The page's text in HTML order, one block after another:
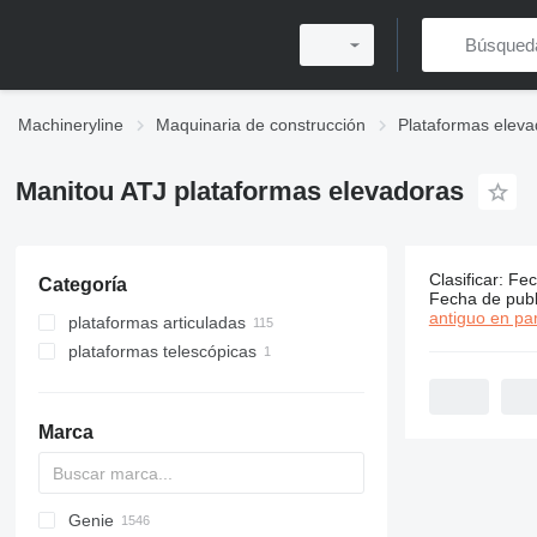
Machineryline Maquinaria de construcción Plataformas
Manitou ATJ plataformas elevadoras
Categoría
plataformas articuladas
plataformas telescópicas
Marca
RM
A-Series
A series
Leonardo
AHK
TRACCESS
CM
Jumper
WAV
CF
DK
AMWP
105
R-series
CA
F-series
Aumark
FL
FS
3309
300
Genie
116
Clasificar:
Fecha de
antiguo en